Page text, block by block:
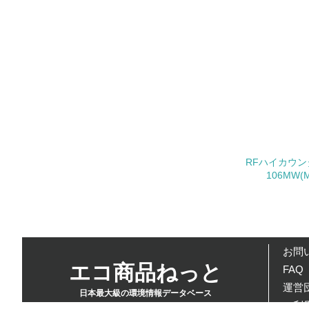
No.
その他の
への取り
についての
RFハイカウ
エコ商品ねっと
日本最大級の環境情報データベース
お問
FAQ
運営
ご利